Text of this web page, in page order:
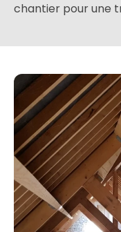
chantier pour une